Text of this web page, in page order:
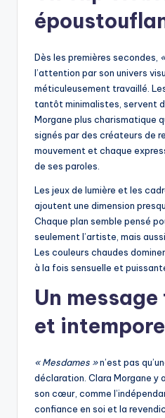
Dès les premières secondes,
l’attention par son univers
méticuleusement travaillé.
tantôt minimalistes, servent
Morgane plus charismatique
signés par des créateurs de
mouvement et chaque
de ses paroles.
Les jeux de lumière et les
ajoutent une dimension
Chaque plan semble pensé
seulement l’artiste, mais
Les couleurs chaudes
à la fois sensuelle et
Un
et
« Mesdames »n’est pas
déclaration. Clara Morgane y
son cœur, comme
confiance en soi et la